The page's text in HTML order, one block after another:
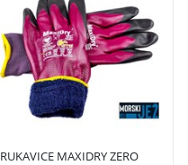
RUKAVICE MAXIDRY ZERO